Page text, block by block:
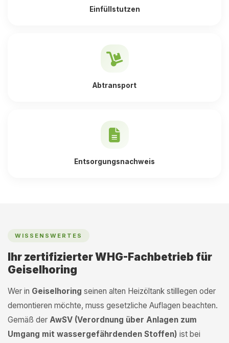
Einfüllstutzen
Abtransport
Entsorgungsnachweis
WISSENSWERTES
Ihr zertifizierter WHG-Fachbetrieb für
Geiselhoring
Wer in Geiselhoring seinen alten Heizöltank stilllegen oder
demontieren möchte, muss gesetzliche Auflagen beachten.
Gemäß der AwSV (Verordnung über Anlagen zum
Umgang mit wassergefährdenden Stoffen) ist bei